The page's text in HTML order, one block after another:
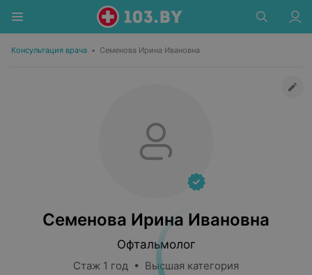
Консультация врача • Семенова Ирина Ивановна
Семенова Ирина Ивановна
Офтальмолог
Стаж 1 год • Высшая категория